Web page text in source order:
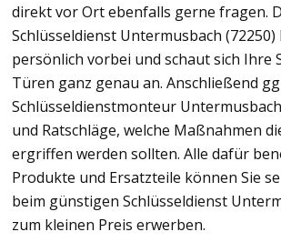
direkt vor Ort ebenfalls gerne fragen.
Schlüsseldienst Untermusbach
persönlich vorbei und schaut sich Ihre
Türen ganz genau an. Anschließend
Schlüsseldienstmonteur
und Ratschläge, welche Maßnahmen
ergriffen werden sollten. Alle dafür
Produkte und Ersatzteile können Sie
beim günstigen Schlüsseldienst
zum kleinen Preis erwerben.